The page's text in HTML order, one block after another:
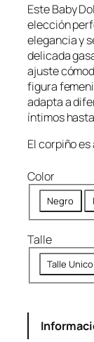
c
i
o
o
r
i
g
i
n
l
e
r
a
:
$
,
Este Baby
elección
elegancia y
delicada
ajuste
figura
adapta a
íntimos
El corpiño
Color
Negro
Talle
Talle